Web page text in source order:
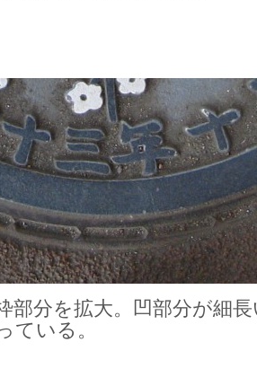
部分を拡大。凹部分が細
ている。